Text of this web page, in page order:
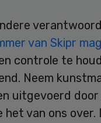
van Skipr
controle te
Neem
uitgevoerd
van ons over.